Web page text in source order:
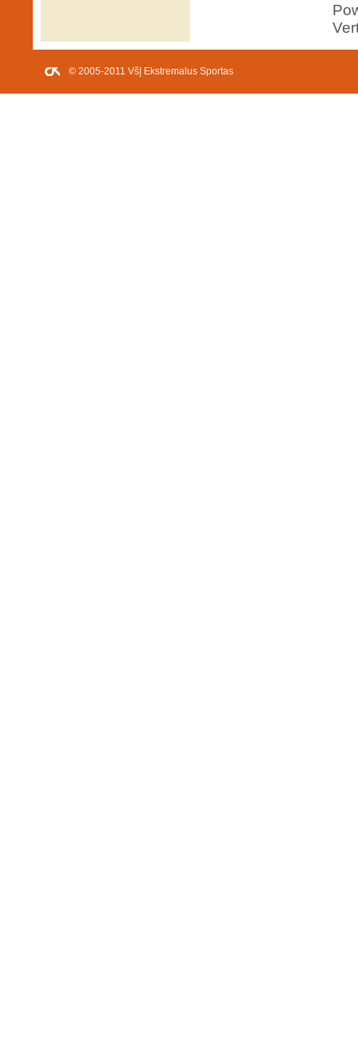
© 2005-2011 VšĮ Ekstremalus Sportas